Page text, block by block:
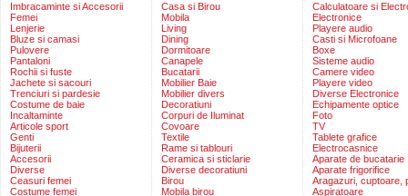
Imbracaminte si Accesorii
Femei
Lenjerie
Bluze si camasi
Pulovere
Pantaloni
Rochii si fuste
Jachete si sacouri
Trenciuri si pardesie
Costume de baie
Incaltaminte
Articole sport
Genti
Bijuterii
Accesorii
Diverse
Ceasuri femei
Costume femei
Casa si Birou
Mobila
Living
Dining
Dormitoare
Canapele
Bucatarii
Mobilier Baie
Mobilier divers
Decoratiuni
Corpuri de Iluminat
Covoare
Textile
Rame si tablouri
Ceramica si sticlarie
Diverse decoratiuni
Birou
Mobila birou
Calculatoare si
Electronice
Playere audio
Casti si Microfoane
Boxe
Sisteme audio
Camere video
Playere video
Diverse Electronice
Echipamente optice
Foto
TV
Tablete grafice
Electrocasnice
Aparate de bucatarie
Aparate frigorifice
Aragazuri, cuptoare,
Aspiratoare